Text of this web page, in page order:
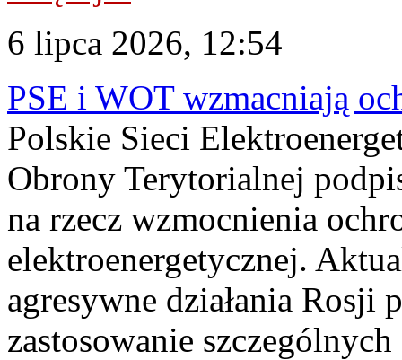
6 lipca 2026, 12:54
PSE i WOT wzmacniają
Polskie Sieci
Obrony Terytorialnej
na rzecz wzmocnienia
elektroenergetycznej.
agresywne działania Rosji
zastosowanie